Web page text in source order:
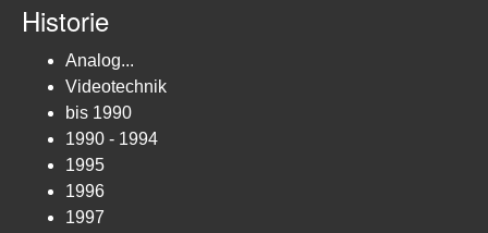
Historie
Analog...
Videotechnik
bis 1990
1990 - 1994
1995
1996
1997